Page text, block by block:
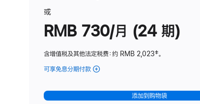
或
RMB 730/月 (24 期)
含增值税及其他法定税费：约 RMB 2,023脚
‡。
可享免息分期付款 (Studio
-
纳
添加到购物袋